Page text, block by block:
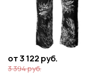
от 3 122 руб.
3 394 руб.